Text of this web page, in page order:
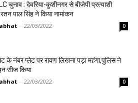
चुनाव : देवरिया-कुशीनगर से बीजेपी प्रत्याशी
पाल सिंह ने किया नामांकन
- 22/03/2022 0
के नंबर प्लेट पर रावण लिखना पड़ा महंगा,पुलिस ने
सीज किया
- 22/03/2022 0